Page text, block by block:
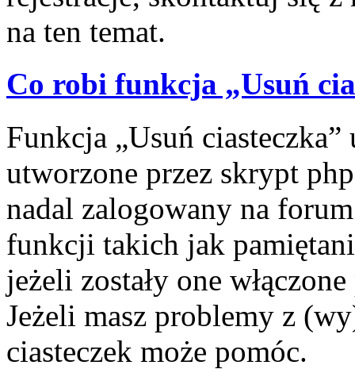
na ten temat.
Co robi funkcja „Usuń
Funkcja „Usuń
utworzone przez skrypt
nadal zalogowany na
funkcji takich jak
jeżeli zostały one
Jeżeli masz problemy z
ciasteczek może pomóc.